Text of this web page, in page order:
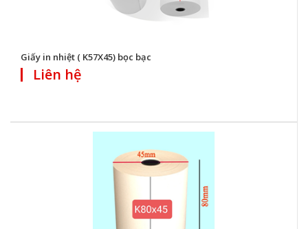
Giấy in nhiệt ( K57X45) bọc bạc
Liên hệ